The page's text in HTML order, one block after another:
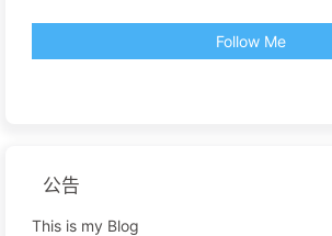
Follow Me
公告
This is my Blog